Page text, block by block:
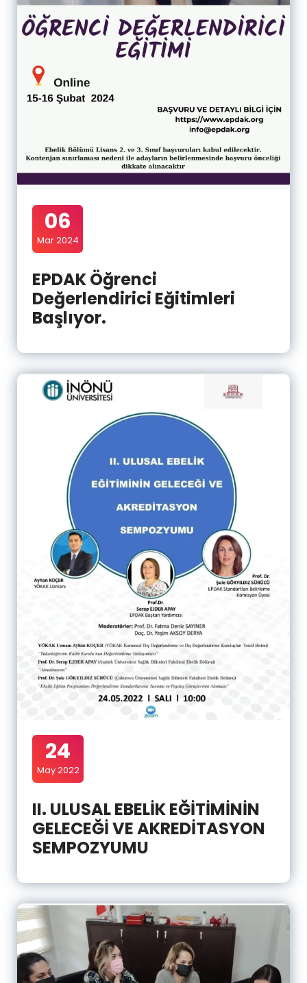
06
Mar 2024
EPDAK Öğrenci
Değerlendirici Eğitimleri
Başlıyor.
24
May 2022
II. ULUSAL EBELİK EĞİTİMİNİN
GELECEĞİ VE AKREDİTASYON
SEMPOZYUMU